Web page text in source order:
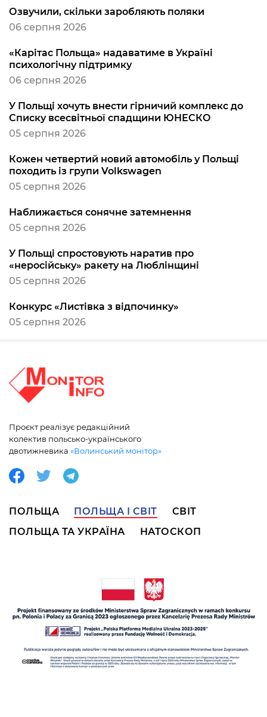
Озвучили, скільки заробляють поляки
06 серпня 2026
«Карітас Польща» надаватиме в Україні
психологічну підтримку
06 серпня 2026
У Польщі хочуть внести гірничий комплекс до
Списку всесвітньої спадщини ЮНЕСКО
05 серпня 2026
Кожен четвертий новий автомобіль у Польщі
походить із групи Volkswagen
05 серпня 2026
Наближається сонячне затемнення
05 серпня 2026
У Польщі спростовують наратив про
«неросійську» ракету на Люблінщині
05 серпня 2026
Конкурс «Листівка з відпочинку»
05 серпня 2026
Проєкт реалізує редакційний
колектив польсько-українського
двотижневика «Волинський монітор»
ПОЛЬЩА ПОЛЬЩА І СВІТ
СВІТ
ПОЛЬЩА ТА УКРАЇНА
НАТОСКОП